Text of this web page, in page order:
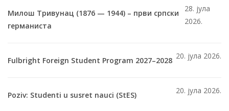
Милош Тривунац (1876 — 1944) – први српски
германиста
28. јула
2026.
Fulbright Foreign Student Program 2027–2028 20. јула 2026.
Poziv: Studenti u susret nauci (StES) 20. јула 2026.